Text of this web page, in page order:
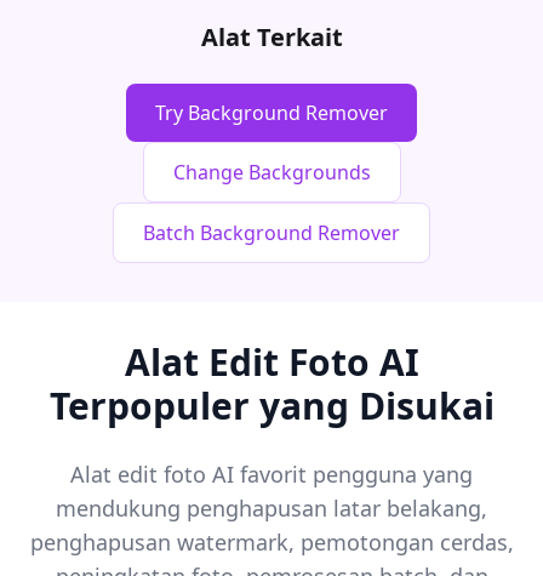
Alat Terkait
Try Background Remover
Change Backgrounds
Batch Background Remover
Alat Edit Foto AI
Terpopuler yang Disukai
Alat edit foto AI favorit pengguna yang
mendukung penghapusan latar belakang,
penghapusan watermark, pemotongan cerdas,